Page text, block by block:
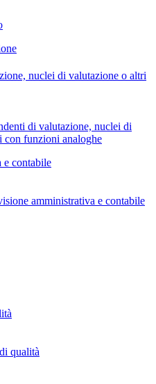
nuclei di valutazione o altri
di valutazione, nuclei di
con funzioni analoghe
e contabile
amministrativa e contabile
qualità